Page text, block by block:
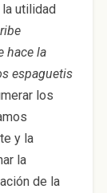
utilidad
hace la
espaguetis
los
y la
la
de la